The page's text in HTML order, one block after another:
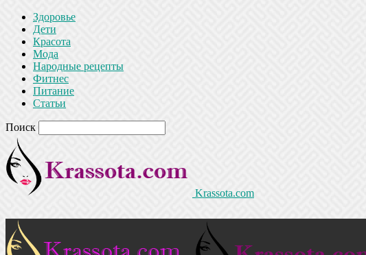
Здоровье
Дети
Красота
Мода
Народные рецепты
Фитнес
Питание
Статьи
Поиск
Krassota.com